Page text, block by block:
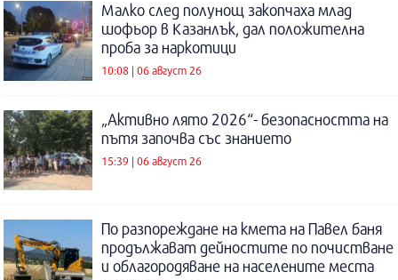
Малко след полунощ закопчаха млад
шофьор в Казанлък, дал положителна
проба за наркотици
10:08 | 06 август 26
„Активно лято 2026“- безопасността на
пътя започва със знанието
15:39 | 06 август 26
По разпореждане на кмета на Павел баня
продължават дейностите по почистване
и облагородяване на населените места